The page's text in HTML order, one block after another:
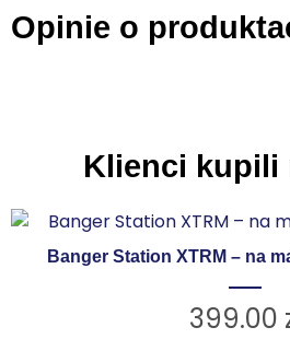
Opinie o
Klienci kupili
Banger Station XTRM – na
399.00